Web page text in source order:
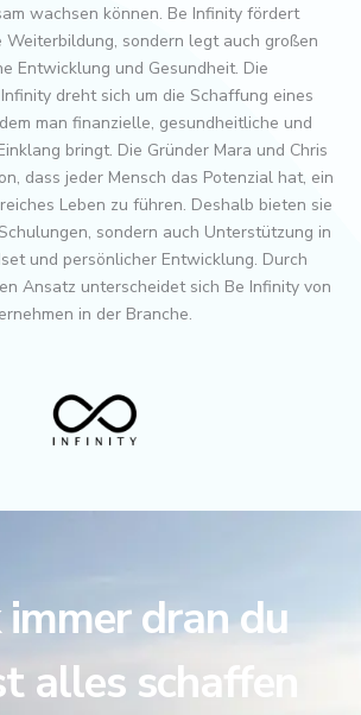
wachsen können. Be Infinity fördert
sondern legt auch großen
Entwicklung und Gesundheit. Die
dreht sich um die Schaffung eines
man finanzielle, gesundheitliche und
bringt. Die Gründer Mara und Chris
dass jeder Mensch das Potenzial hat, ein
Leben zu führen. Deshalb bieten sie
sondern auch Unterstützung in
und persönlicher Entwicklung. Durch
Ansatz unterscheidet sich Be Infinity von
in der Branche.
immer dran du
alles schaffen